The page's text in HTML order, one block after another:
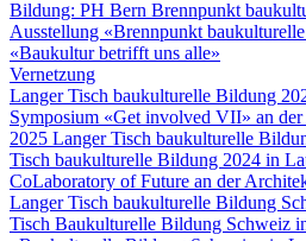
Bildung: PH Bern Brennpunkt
Ausstellung «Brennpunkt
«Baukultur betrifft uns alle»
Vernetzung
Langer Tisch baukulturelle Bildung
Symposium «Get involved VII» an
2025 Langer Tisch baukulturelle
Tisch baukulturelle Bildung 2024 in
CoLaboratory of Future an der
Langer Tisch baukulturelle Bildung
Tisch Baukulturelle Bildung Schweiz